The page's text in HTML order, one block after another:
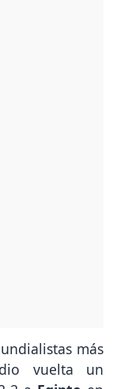
más
vuelta un